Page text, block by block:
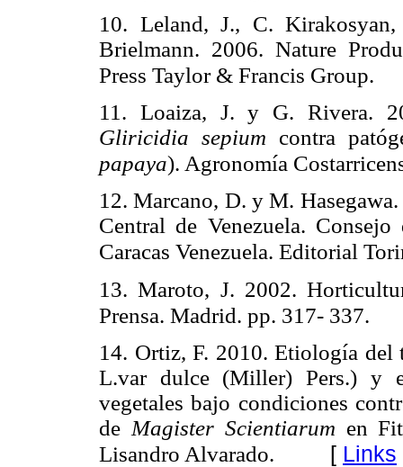
10. Leland, J., C.
Brielmann. 2006. Nature
Press Taylor & Francis Group.
11. Loaiza, J. y G. Rivera.
Gliricidia sepium contra
papaya). Agronomía
12. Marcano, D. y M.
Central de Venezuela.
Caracas Venezuela. Editorial
13. Maroto, J. 2002.
Prensa. Madrid. pp. 317- 337.
14. Ortiz, F. 2010. Etiología
L.var dulce (Miller) Pers.) y
vegetales bajo condiciones
de Magister Scientiarum en
Lisandro Alvarado.
[ Links